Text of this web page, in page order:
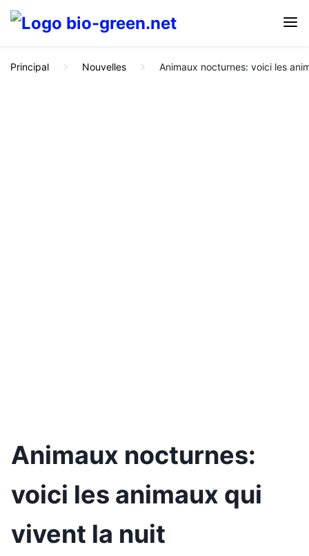
Principal Nouvelles Animaux nocturnes: voici les
Animaux nocturnes:
voici les animaux qui
vivent la nuit